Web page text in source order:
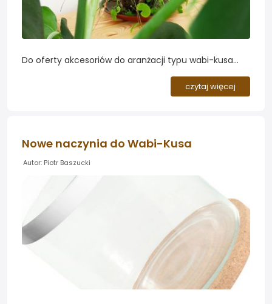
Do oferty akcesoriów do aranżacji typu wabi-kusa
które pozwolą Wam stworzyć oryginalne kompozycje
z Waszych ulubionych roślin akwariowych...
czytaj więcej
Nowe naczynia do Wabi-Kusa
Autor: Piotr Baszucki